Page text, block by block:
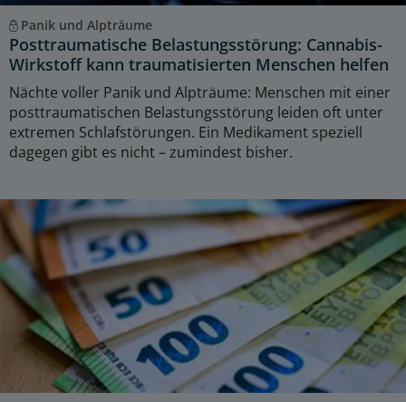
Panik und Alpträume
Posttraumatische Belastungsstörung: Cannabis-
Wirkstoff kann traumatisierten Menschen helfen
Nächte voller Panik und Alpträume: Menschen mit einer
posttraumatischen Belastungsstörung leiden oft unter
extremen Schlafstörungen. Ein Medikament speziell
dagegen gibt es nicht – zumindest bisher.